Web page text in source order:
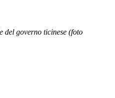
del governo ticinese (foto